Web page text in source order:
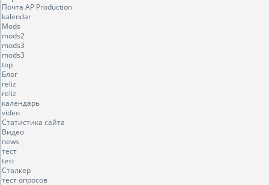
Почта AP Production
kalendar
Mods
mods2
mods3
mods3
top
Блог
reliz
reliz
календарь
video
Статистика сайта
Видео
news
тест
test
Сталкер
тест опросов